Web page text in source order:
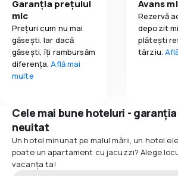
Garanția prețului
mic
Prețuri cum nu mai
găsești. Iar dacă
găseşti, îți rambursăm
diferența.Află mai
multe
Avans
Rezervă
depozit
plătești
târziu.
Cele mai bune hoteluri -
neuitat
Un hotel minunat pe malul mării, un hotel
poate un apartament cu jacuzzi? Alege
vacanța ta!